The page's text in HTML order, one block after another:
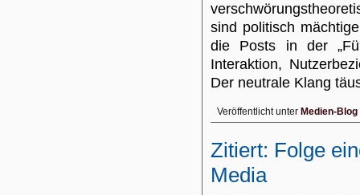
sind politisch
die Posts in der
Interaktion,
Der neutrale Klang
Veröffentlicht unter Medien-Blog
Zitiert: Folge
Media